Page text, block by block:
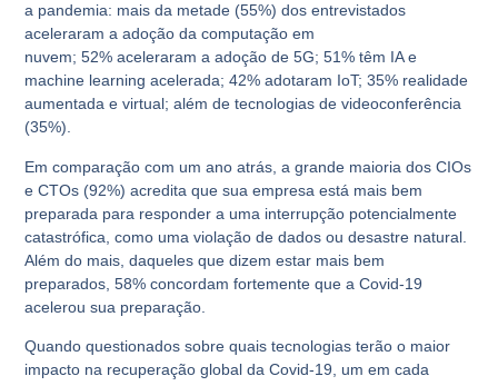
a pandemia: mais da metade (55%) dos entrevistados
aceleraram a adoção da computação em
nuvem;52% aceleraram a adoção de 5G;51% têm IA e
machine learning acelerada;42% adotaram IoT;35% realidade
aumentada e virtual; além de tecnologias de videoconferência
(35%).
Em comparação com um ano atrás, a grande maioria dos CIOs
e CTOs (92%) acredita que sua empresa está mais bem
preparada para responder a uma interrupção potencialmente
catastrófica, como uma violação de dados ou desastre natural.
Além do mais, daqueles que dizem estar mais bem
preparados,58% concordam fortemente que a Covid-19
acelerou sua preparação.
Quando questionados sobre quais tecnologias terão o maior
impacto na recuperação global da Covid-19, um em cada